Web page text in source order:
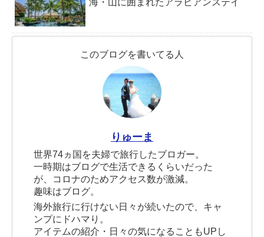
海・山に囲まれたアラビアンステイ
このブログを書いてる人
りゅーま
世界74ヵ国を夫婦で旅行したブロガー。
一時期はブログで生活できるくらいだった
が、コロナのためアクセス数が激減。
趣味はブログ。
海外旅行に行けない日々が続いたので、キャ
ンプにドハマり。
アイテムの紹介・日々の気になることもUPし